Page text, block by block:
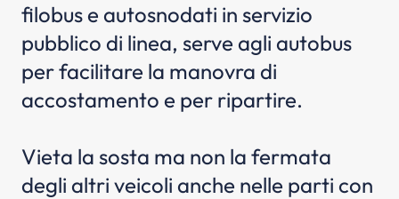
filobus e autosnodati in servizio
pubblico di linea, serve agli autobus
per facilitare la manovra di
accostamento e per ripartire.
Vieta la sosta ma non la fermata
degli altri veicoli anche nelle parti con